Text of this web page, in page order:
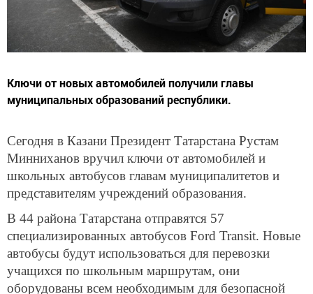
Ключи от новых автомобилей получили главы
муниципальных образований республики.
Сегодня в Казани Президент Татарстана Рустам
Минниханов вручил ключи от автомобилей и
школьных автобусов главам муниципалитетов и
представителям учреждений образования.
В 44 района Татарстана отправятся 57
специализированных автобусов Ford Transit. Новые
автобусы будут использоваться для перевозки
учащихся по школьным маршрутам, они
оборудованы всем необходимым для безопасной